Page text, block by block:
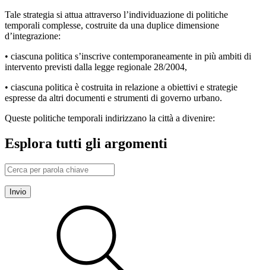
Tale strategia si attua attraverso l’individuazione di politiche
temporali complesse, costruite da una duplice dimensione
d’integrazione:
• ciascuna politica s’inscrive contemporaneamente in più ambiti di
intervento previsti dalla legge regionale 28/2004,
• ciascuna politica è costruita in relazione a obiettivi e strategie
espresse da altri documenti e strumenti di governo urbano.
Queste politiche temporali indirizzano la città a divenire:
Esplora tutti gli argomenti
Invio